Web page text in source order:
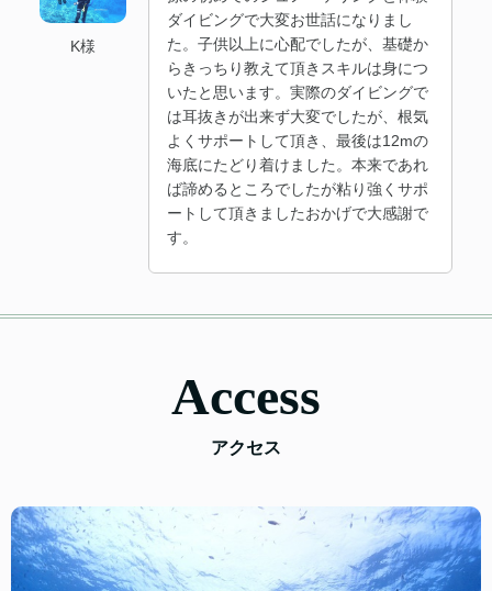
K様
ダイビングで大変お世話になりまし
た。子供以上に心配でしたが、基礎か
らきっちり教えて頂きスキルは身につ
いたと思います。実際のダイビングで
は耳抜きが出来ず大変でしたが、根気
よくサポートして頂き、最後は12mの
海底にたどり着けました。本来であれ
ば諦めるところでしたが粘り強くサポ
ートして頂きましたおかげで大感謝で
す。
Access
アクセス